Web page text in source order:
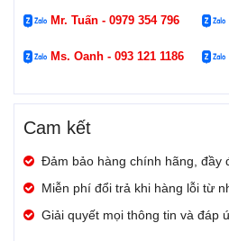
Mr. Tuấn - 0979 354 796
Ms. Oanh - 093 121 1186
Cam kết
Đảm bảo hàng chính hãng, đầy
Miễn phí đổi trả khi hàng lỗi từ
Giải quyết mọi thông tin và đáp